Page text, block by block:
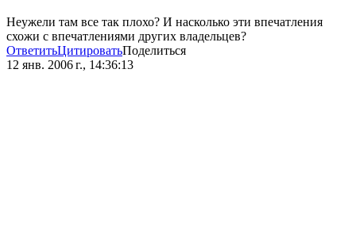
Неужели там все так плохо? И насколько эти впечатления
схожи с впечатлениями других владельцев?
ОтветитьЦитироватьПоделиться
12 янв. 2006 г., 14:36:13